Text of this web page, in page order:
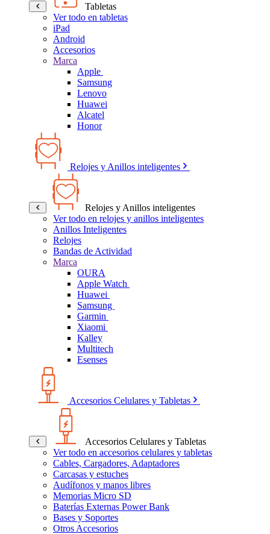
Tabletas
Ver todo en tabletas
iPad
Android
Accesorios
Marca
Apple
Samsung
Lenovo
Huawei
Alcatel
Honor
Relojes y Anillos inteligentes
Relojes y Anillos inteligentes
Ver todo en relojes y anillos inteligentes
Anillos Inteligentes
Relojes
Bandas de Actividad
Marca
OURA
Apple Watch
Huawei
Samsung
Garmin
Xiaomi
Kalley
Multitech
Esenses
Accesorios Celulares y Tabletas
Accesorios Celulares y Tabletas
Ver todo en accesorios celulares y tabletas
Cables, Cargadores, Adaptadores
Carcasas y estuches
Audífonos y manos libres
Memorias Micro SD
Baterías Externas Power Bank
Bases y Soportes
Otros Accesorios